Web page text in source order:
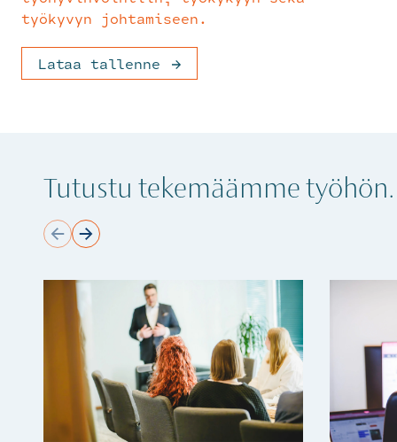
työkyvyn johtamiseen.
Lataa tallenne
Tutustu tekemäämme työhön.